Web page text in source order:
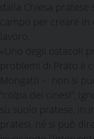
dalla Chiesa
campo per creare
lavoro.
«Uno degli ostacoli
problemi di Prato è
Mongatti –: non si
“colpa dei cinesi”,
su suolo pratese, in
pratesi, né si può